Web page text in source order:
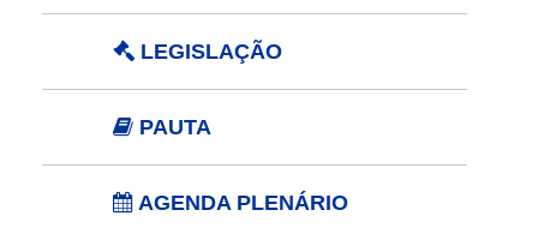
LEGISLAÇÃO
PAUTA
AGENDA PLENÁRIO